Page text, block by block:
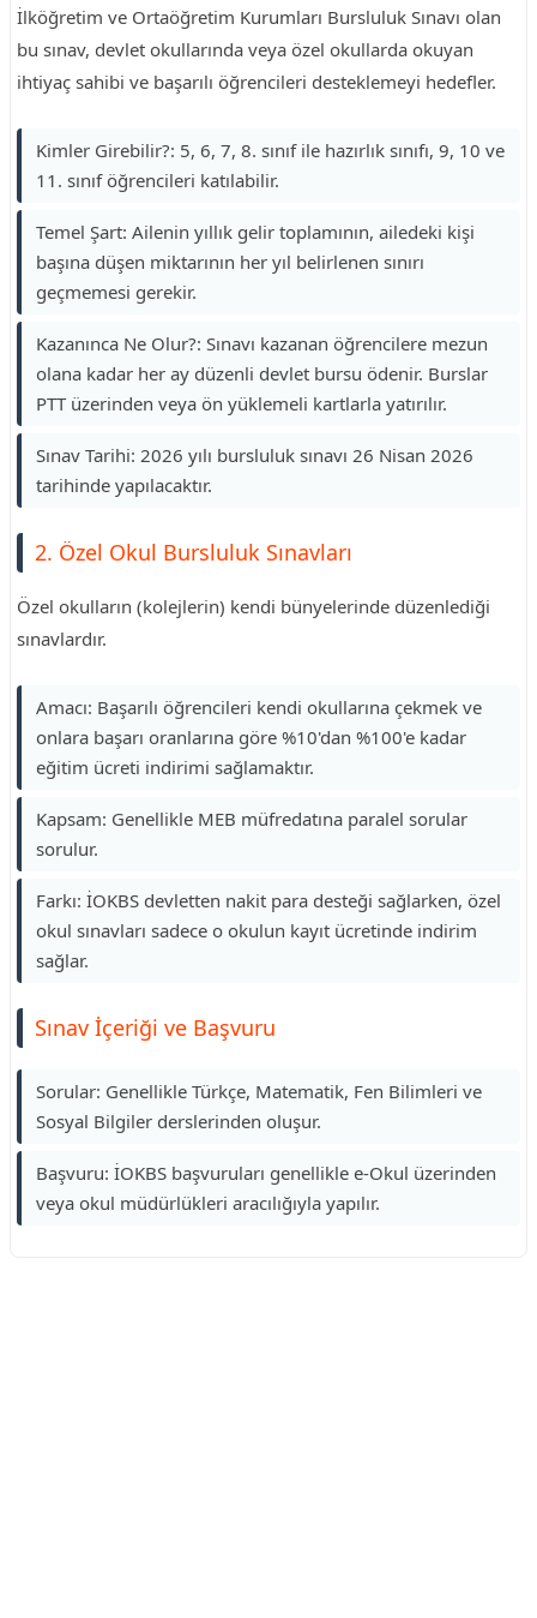
İlköğretim ve Ortaöğretim Kurumları Bursluluk Sınavı olan
bu sınav, devlet okullarında veya özel okullarda okuyan
ihtiyaç sahibi ve başarılı öğrencileri desteklemeyi hedefler.
Kimler Girebilir?: 5, 6, 7, 8. sınıf ile hazırlık sınıfı, 9, 10 ve
11. sınıf öğrencileri katılabilir.
Temel Şart: Ailenin yıllık gelir toplamının, ailedeki kişi
başına düşen miktarının her yıl belirlenen sınırı
geçmemesi gerekir.
Kazanınca Ne Olur?: Sınavı kazanan öğrencilere mezun
olana kadar her ay düzenli devlet bursu ödenir. Burslar
PTT üzerinden veya ön yüklemeli kartlarla yatırılır.
Sınav Tarihi: 2026 yılı bursluluk sınavı 26 Nisan 2026
tarihinde yapılacaktır.
2. Özel Okul Bursluluk Sınavları
Özel okulların (kolejlerin) kendi bünyelerinde düzenlediği
sınavlardır.
Amacı: Başarılı öğrencileri kendi okullarına çekmek ve
onlara başarı oranlarına göre %10'dan %100'e kadar
eğitim ücreti indirimi sağlamaktır.
Kapsam: Genellikle MEB müfredatına paralel sorular
sorulur.
Farkı: İOKBS devletten nakit para desteği sağlarken, özel
okul sınavları sadece o okulun kayıt ücretinde indirim
sağlar.
Sınav İçeriği ve Başvuru
Sorular: Genellikle Türkçe, Matematik, Fen Bilimleri ve
Sosyal Bilgiler derslerinden oluşur.
Başvuru: İOKBS başvuruları genellikle e-Okul üzerinden
veya okul müdürlükleri aracılığıyla yapılır.